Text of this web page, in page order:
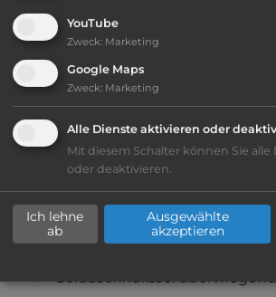
AB-Abfahrt max. 10 km entfernt
bis 40,- Euro
Klassifizierung: gut
Platzeinrichtung: befriedigend
YouTube
Zweck: Marketing
Google Maps
Zweck: Marketing
Alle Dienste aktivieren oder
Mit diesem Schalter können Sie alle
oder deaktivieren.
Ich lehne
ab
Ausgewählte
akzeptieren